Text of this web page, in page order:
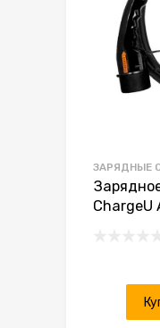
ЗАРЯДНЫЕ
ChargeU